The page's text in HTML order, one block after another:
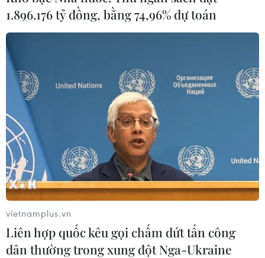
1.896.176 tỷ đồng, bằng 74,96% dự toán
vietnamplus.vn
Liên hợp quốc kêu gọi chấm dứt tấn công
dân thường trong xung đột Nga-Ukraine